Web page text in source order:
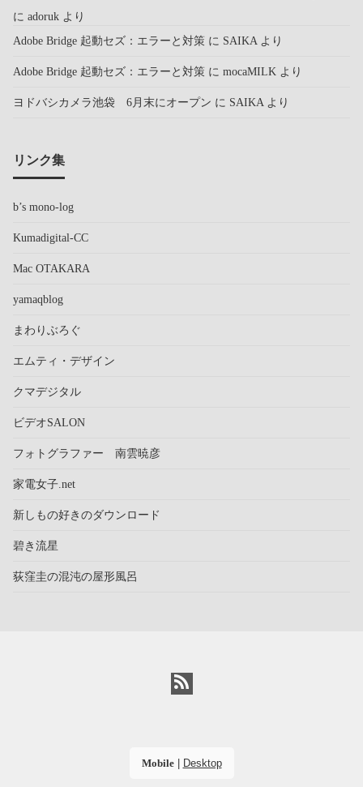
に adoruk より
Adobe Bridge 起動セズ：エラーと対策 に SAIKA より
Adobe Bridge 起動セズ：エラーと対策 に mocaMILK より
ヨドバシカメラ池袋 6月末にオープン に SAIKA より
リンク集
b’s mono-log
Kumadigital-CC
Mac OTAKARA
yamaqblog
まわりぶろぐ
エムティ・デザイン
クマデジタル
ビデオSALON
フォトグラファー 南雲暁彦
家電女子.net
新しもの好きのダウンロード
碧き流星
荻窪圭の混沌の屋形風呂
Mobile| Desktop